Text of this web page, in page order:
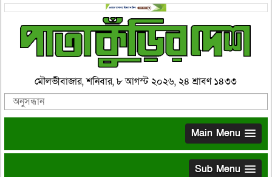
মৌলভীবাজার, শনিবার, ৮ আগস্ট ২০২৬, ২৪ শ্রাবণ ১৪৩৩
Main Menu
Sub Menu